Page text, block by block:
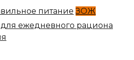
питание ЗОЖ
ежедневного рациона